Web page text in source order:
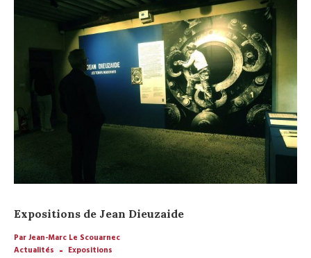
Expositions de Jean Dieuzaide
Par Jean-Marc Le Scouarnec
Actualités
Expositions